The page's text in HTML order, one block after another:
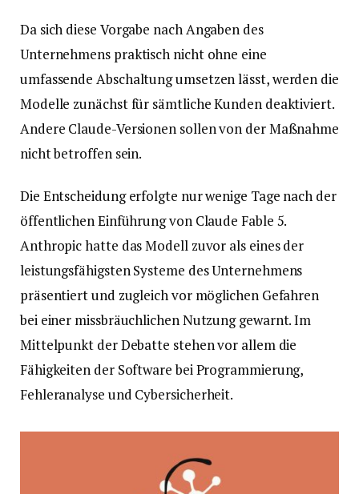
Da sich diese Vorgabe nach Angaben des
Unternehmens praktisch nicht ohne eine
umfassende Abschaltung umsetzen lässt, werden die
Modelle zunächst für sämtliche Kunden deaktiviert.
Andere Claude-Versionen sollen von der Maßnahme
nicht betroffen sein.
Die Entscheidung erfolgte nur wenige Tage nach der
öffentlichen Einführung von Claude Fable 5.
Anthropic hatte das Modell zuvor als eines der
leistungsfähigsten Systeme des Unternehmens
präsentiert und zugleich vor möglichen Gefahren
bei einer missbräuchlichen Nutzung gewarnt. Im
Mittelpunkt der Debatte stehen vor allem die
Fähigkeiten der Software bei Programmierung,
Fehleranalyse und Cybersicherheit.